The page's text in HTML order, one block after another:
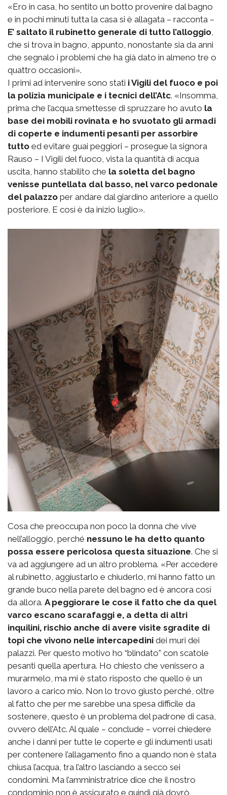
«Ero in casa, ho sentito un botto provenire dal bagno
e in pochi minuti tutta la casa si è allagata – racconta –
E’ saltato il rubinetto generale di tutto l’alloggio,
che si trova in bagno, appunto, nonostante sia da anni
che segnalo i problemi che ha già dato in almeno tre o
quattro occasioni».
I primi ad intervenire sono stati i Vigili del fuoco e poi
la polizia municipale e i tecnici dell’Atc. «Insomma,
prima che l’acqua smettesse di spruzzare ho avuto la
base dei mobili rovinata e ho svuotato gli armadi
di coperte e indumenti pesanti per assorbire
tutto ed evitare guai peggiori – prosegue la signora
Rauso – I Vigili del fuoco, vista la quantità di acqua
uscita, hanno stabilito che la soletta del bagno
venisse puntellata dal basso, nel varco pedonale
del palazzo per andare dal giardino anteriore a quello
posteriore. E così è da inizio luglio».
Cosa che preoccupa non poco la donna che vive
nell’alloggio, perché nessuno le ha detto quanto
possa essere pericolosa questa situazione. Che si
va ad aggiungere ad un altro problema. «Per accedere
al rubinetto, aggiustarlo e chiuderlo, mi hanno fatto un
grande buco nella parete del bagno ed è ancora così
da allora. A peggiorare le cose il fatto che da quel
varco escano scarafaggi e, a detta di altri
inquilini, rischio anche di avere visite sgradite di
topi che vivono nelle intercapedini dei muri dei
palazzi. Per questo motivo ho “blindato” con scatole
pesanti quella apertura. Ho chiesto che venissero a
murarmelo, ma mi è stato risposto che quello è un
lavoro a carico mio. Non lo trovo giusto perché, oltre
al fatto che per me sarebbe una spesa difficile da
sostenere, questo è un problema del padrone di casa,
ovvero dell’Atc. Al quale – conclude – vorrei chiedere
anche i danni per tutte le coperte e gli indumenti usati
per contenere l’allagamento fino a quando non è stata
chiusa l’acqua, tra l’altro lasciando a secco sei
condomini. Ma l’amministratrice dice che il nostro
condominio non è assicurato e quindi già dovrò